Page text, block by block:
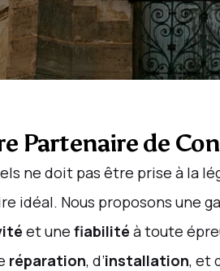
Partenaire de
ne doit pas être prise à la
idéal. Nous proposons une
et une fiabilité à toute
réparation, d’installation, et